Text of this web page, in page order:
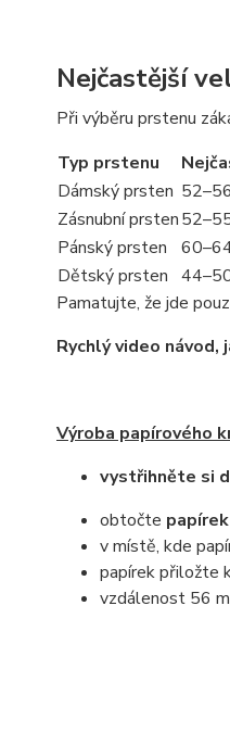
Nejčastější
Při výběru prstenu
Typ prstenu
Dámský prsten 52–56
Zásnubní prsten
Pánský prsten
Dětský prsten
Pamatujte, že jde
Rychlý video
Výroba papírového
vystřihněte si
obtočte
v místě, kde
papírek přiložte
vzdálenost 56